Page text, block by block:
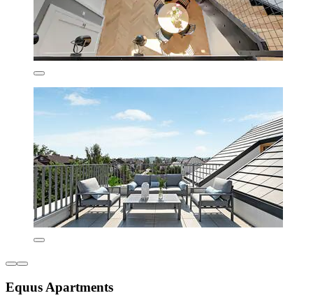
Equus Apartments